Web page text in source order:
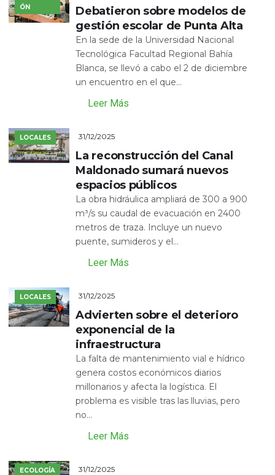
ÓN
Debatieron sobre modelos de
gestión escolar de Punta Alta
En la sede de la Universidad Nacional
Tecnológica Facultad Regional Bahía
Blanca, se llevó a cabo el 2 de diciembre
un encuentro en el que...
Leer Más
LOCALES 31/12/2025
La reconstrucción del Canal
Maldonado sumará nuevos
espacios públicos
La obra hidráulica ampliará de 300 a 900
m³/s su caudal de evacuación en 2400
metros de traza. Incluye un nuevo
puente, sumideros y el...
Leer Más
LOCALES 31/12/2025
Advierten sobre el deterioro
exponencial de la
infraestructura
La falta de mantenimiento vial e hídrico
genera costos económicos diarios
millonarios y afecta la logística. El
problema es visible tras las lluvias, pero
no...
Leer Más
ECOLOGÍA 31/12/2025